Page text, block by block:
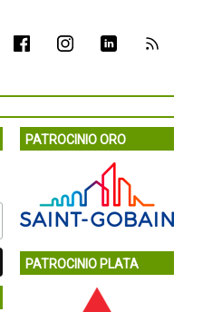
PATROCINIO ORO
PATROCINIO PLATA